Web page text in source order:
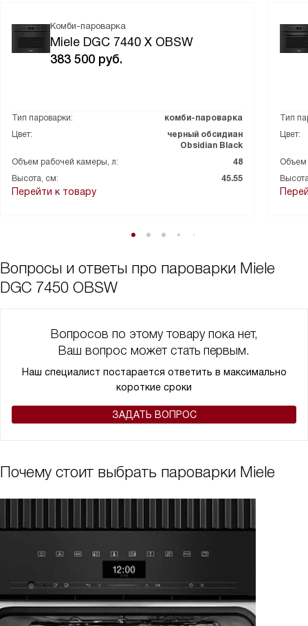
Комби-пароварка
Miele DGC 7440 X OBSW
383 500 руб.
Тип пароварки:
комби-пароварка
Цвет:
черный обсидиан
Obsidian Black
Объем рабочей камеры, л:
48
Высота, см:
45.55
Перейти к товару
Тип
Цвет:
Объем
Вопросы и ответы про пароварки Miele
DGC 7450 OBSW
Вопросов по этому товару пока нет,
Ваш вопрос может стать первым.
Наш специалист постарается ответить в максимально
короткие сроки
ЗАДАТЬ ВОПРОС
Почему стоит выбрать пароварки Miele